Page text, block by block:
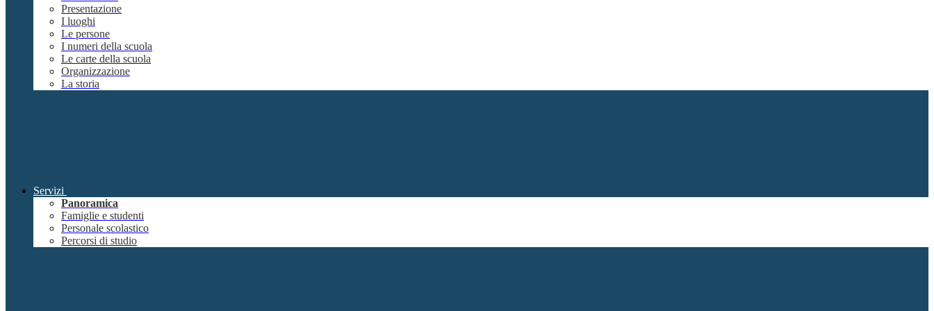
Presentazione
I luoghi
Le persone
I numeri della scuola
Le carte della scuola
Organizzazione
La storia
Servizi
Panoramica
Famiglie e studenti
Personale scolastico
Percorsi di studio